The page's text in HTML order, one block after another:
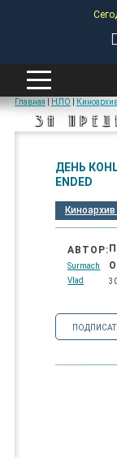
ЗА
Главная НЛО
ДЕНЬ
ENDED
АВТОР:
Surmach
Vlad